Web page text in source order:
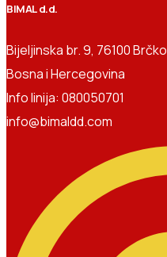
BIMAL d.d.
Bijeljinska br. 9, 76100 Brčko
Bosna i Hercegovina
Info linija: 080050701
info@bimaldd.com